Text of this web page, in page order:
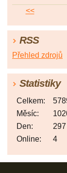
<<
RSS
Přehled zdrojů
Statistiky
Online: 4
Celkem:
Měsíc:
Den:
297